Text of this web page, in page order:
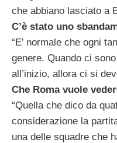
che abbiano lasciato a
C’è stato uno
“E’ normale che ogni
genere. Quando ci
all’inizio, allora ci si
Che Roma vuole
“Quella che dico da
considerazione la
una delle squadre che